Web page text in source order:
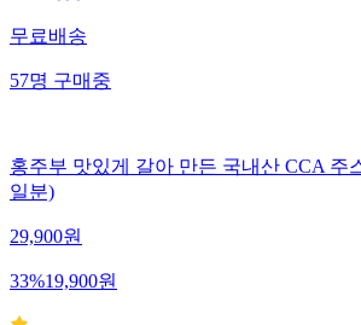
무료배송
57명구매중
홍주부 맛있게 갈아 만든 국내산 CCA 주
일분)
29,900원
33%19,900원